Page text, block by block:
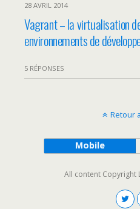
28 AVRIL 2014
Vagrant – la virtualisation
environnements de
5 RÉPONSES
Retour
Mobile
All content Copyright